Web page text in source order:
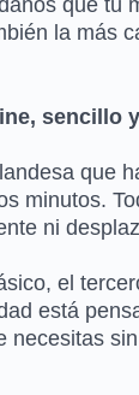
que tú
la más
sencillo
que
minutos.
ni
el
está
necesitas